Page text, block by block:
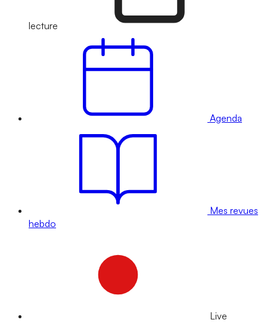
lecture
Agenda
Mes revues
hebdo
Live